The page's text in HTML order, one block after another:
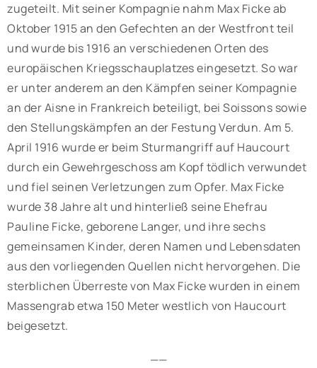
zugeteilt. Mit seiner Kompagnie nahm Max Ficke ab
Oktober 1915 an den Gefechten an der Westfront teil
und wurde bis 1916 an verschiedenen Orten des
europäischen Kriegsschauplatzes eingesetzt. So war
er unter anderem an den Kämpfen seiner Kompagnie
an der Aisne in Frankreich beteiligt, bei Soissons sowie
den Stellungskämpfen an der Festung Verdun. Am 5.
April 1916 wurde er beim Sturmangriff auf Haucourt
durch ein Gewehrgeschoss am Kopf tödlich verwundet
und fiel seinen Verletzungen zum Opfer. Max Ficke
wurde 38 Jahre alt und hinterließ seine Ehefrau
Pauline Ficke, geborene Langer, und ihre sechs
gemeinsamen Kinder, deren Namen und Lebensdaten
aus den vorliegenden Quellen nicht hervorgehen. Die
sterblichen Überreste von Max Ficke wurden in einem
Massengrab etwa 150 Meter westlich von Haucourt
beigesetzt.
——